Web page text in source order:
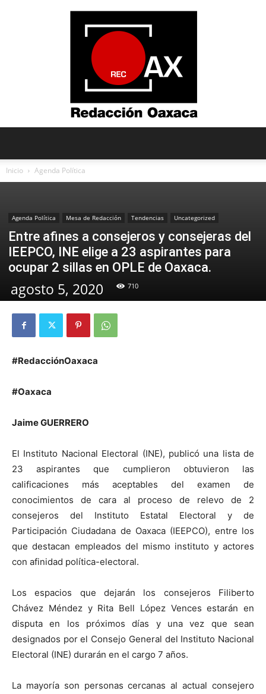
Inicio Agenda Política
Agenda Política Mesa de Redacción Tendencias Uncategorized
Entre afines a consejeros y consejeras del
IEEPCO, INE elige a 23 aspirantes para
ocupar 2 sillas en OPLE de Oaxaca.
agosto 5, 2020 710
#RedacciónOaxaca
#Oaxaca
Jaime GUERRERO
El Instituto Nacional Electoral (INE), publicó una lista de
23 aspirantes que cumplieron obtuvieron las
calificaciones más aceptables del examen de
conocimientos de cara al proceso de relevo de 2
consejeros del Instituto Estatal Electoral y de
Participación Ciudadana de Oaxaca (IEEPCO), entre los
que destacan empleados del mismo instituto y actores
con afinidad política-electoral.
Los espacios que dejarán los consejeros Filiberto
Chávez Méndez y Rita Bell López Vences estarán en
disputa en los próximos días y una vez que sean
designados por el Consejo General del Instituto Nacional
Electoral (INE) durarán en el cargo 7 años.
La mayoría son personas cercanas al actual consejero